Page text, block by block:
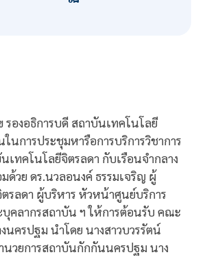
องอธิการบดี สถาบันเทคโนโลยี
นการประชุมหารือการบริการวิชาการ
เทคโนโลยีจิตรลดา กับเรือนจำกลาง
ด้วย ดร.นวลอนงค์ ธรรมเจริญ ผู้
ตรลดา ผู้บริหาร หัวหน้าศูนย์บริการ
คลากรสถาบัน ฯ ให้การต้อนรับ คณะ
นครปฐม นำโดย นางสาวบวรรัตน์
นวยการสถาบันกักกันนครปฐม นาง